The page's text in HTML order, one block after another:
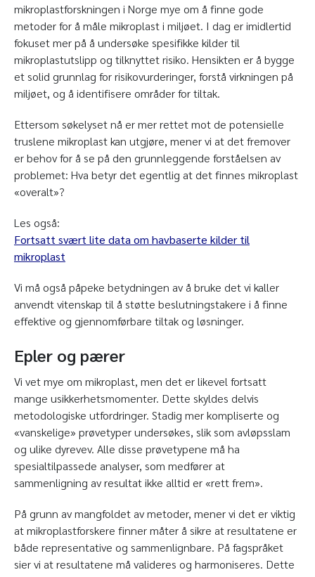
mikroplastforskningen i Norge mye om å finne gode
metoder for å måle mikroplast i miljøet. I dag er imidlertid
fokuset mer på å undersøke spesifikke kilder til
mikroplastutslipp og tilknyttet risiko. Hensikten er å bygge
et solid grunnlag for risikovurderinger, forstå virkningen på
miljøet, og å identifisere områder for tiltak.
Ettersom søkelyset nå er mer rettet mot de potensielle
truslene mikroplast kan utgjøre, mener vi at det fremover
er behov for å se på den grunnleggende forståelsen av
problemet: Hva betyr det egentlig at det finnes mikroplast
«overalt»?
Les også:
Fortsatt svært lite data om havbaserte kilder til
mikroplast
Vi må også påpeke betydningen av å bruke det vi kaller
anvendt vitenskap til å støtte beslutningstakere i å finne
effektive og gjennomførbare tiltak og løsninger.
Epler og pærer
Vi vet mye om mikroplast, men det er likevel fortsatt
mange usikkerhetsmomenter. Dette skyldes delvis
metodologiske utfordringer. Stadig mer kompliserte og
«vanskelige» prøvetyper undersøkes, slik som avløpsslam
og ulike dyrevev. Alle disse prøvetypene må ha
spesialtilpassede analyser, som medfører at
sammenligning av resultat ikke alltid er «rett frem».
På grunn av mangfoldet av metoder, mener vi det er viktig
at mikroplastforskere finner måter å sikre at resultatene er
både representative og sammenlignbare. På fagspråket
sier vi at resultatene må valideres og harmoniseres. Dette